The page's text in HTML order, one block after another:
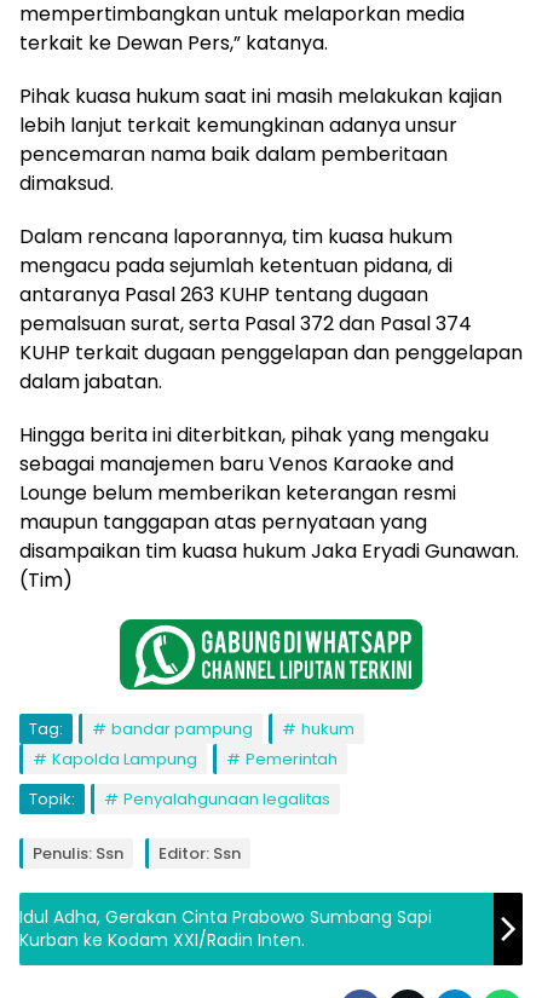
mempertimbangkan untuk melaporkan media
terkait ke Dewan Pers,” katanya.
Pihak kuasa hukum saat ini masih melakukan kajian
lebih lanjut terkait kemungkinan adanya unsur
pencemaran nama baik dalam pemberitaan
dimaksud.
Dalam rencana laporannya, tim kuasa hukum
mengacu pada sejumlah ketentuan pidana, di
antaranya Pasal 263 KUHP tentang dugaan
pemalsuan surat, serta Pasal 372 dan Pasal 374
KUHP terkait dugaan penggelapan dan penggelapan
dalam jabatan.
Hingga berita ini diterbitkan, pihak yang mengaku
sebagai manajemen baru Venos Karaoke and
Lounge belum memberikan keterangan resmi
maupun tanggapan atas pernyataan yang
disampaikan tim kuasa hukum Jaka Eryadi Gunawan.
(Tim)
Tag: bandar pampung
hukum
Kapolda Lampung
Pemerintah
Topik:
Penyalahgunaan legalitas
Penulis: Ssn Editor: Ssn
Idul Adha, Gerakan Cinta Prabowo Sumbang Sapi
Kurban ke Kodam XXI/Radin Inten.